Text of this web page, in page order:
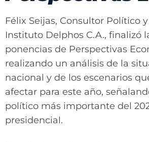
Félix Seijas, Consultor Político
Instituto Delphos C.A., finalizó
ponencias de Perspectivas
realizando un análisis de la
nacional y de los escenarios
afectar para este año,
político más importante del
presidencial.